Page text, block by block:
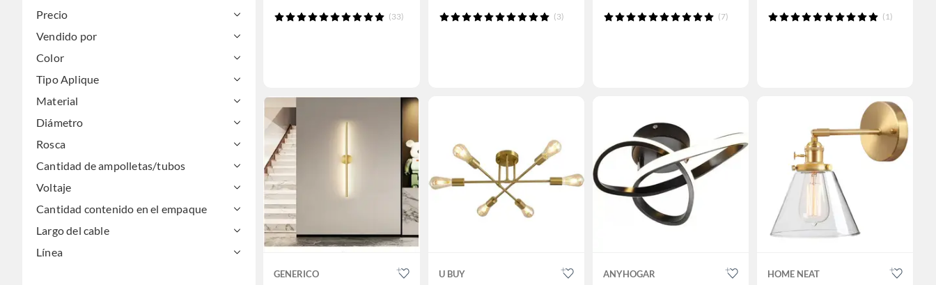
Precio
Vendido por
Color
Tipo Aplique
Material
Diámetro
Rosca
Cantidad de ampolletas/tubos
Voltaje
Cantidad contenido en el empaque
Largo del cable
Línea
(33) (3) (7) (1)
GENERICO U BUY ANYHOGAR HOME NEAT